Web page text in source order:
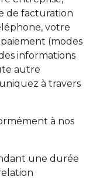
de facturation
votre
(modes
informations
autre
à travers
à nos
une durée